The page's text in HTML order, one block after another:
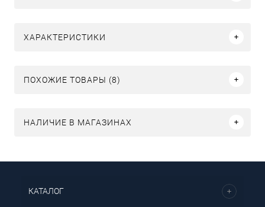
ХАРАКТЕРИСТИКИ
ПОХОЖИЕ ТОВАРЫ (8)
НАЛИЧИЕ В МАГАЗИНАХ
КАТАЛОГ